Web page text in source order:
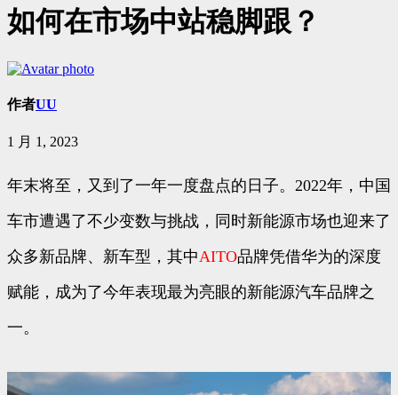
如何在市场中站稳脚跟？
作者UU
1 月 1, 2023
年末将至，又到了一年一度盘点的日子。2022年，中国
车市遭遇了不少变数与挑战，同时新能源市场也迎来了
众多新品牌、新车型，其中AITO品牌凭借华为的深度
赋能，成为了今年表现最为亮眼的新能源汽车品牌之
一。